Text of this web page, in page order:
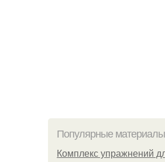
Популярные материалы
Комплекс упражнений